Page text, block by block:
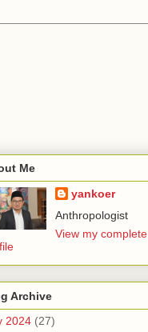
Me
yankoer
Anthropologist
View my complete
Archive
2024 (27)